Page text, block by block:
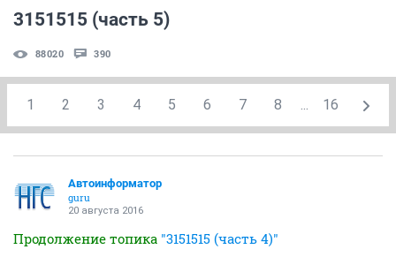
3151515 (часть 5)
88020 390
1 2 3 4 5 6 7 8 ... 16
Автоинформатор
guru
20 августа 2016
Продолжение топика "3151515 (часть 4)"